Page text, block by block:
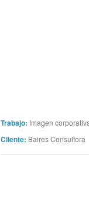
Trabajo: Imagen
Cliente: Baires Consultora